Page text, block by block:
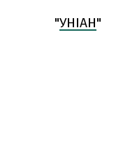
"УНІАН"